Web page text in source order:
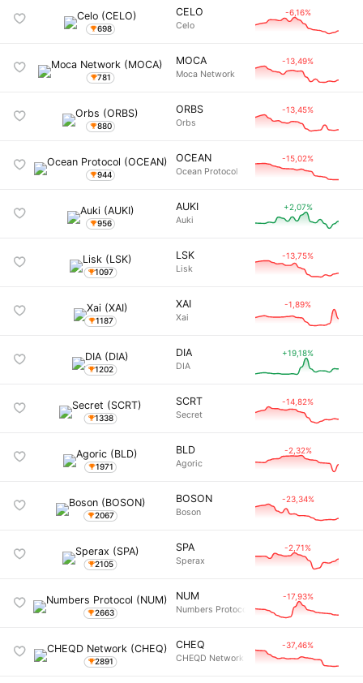
698
CELO
Celo
-6,16%
781
MOCA
Moca Network
-13,49%
880
ORBS
Orbs
-13,45%
944
OCEAN
Ocean Protocol
-15,02%
956
AUKI
Auki
+2,07%
1097
LSK
Lisk
-13,75%
1187
XAI
Xai
-1,89%
1202
DIA
DIA
+19,18%
1338
SCRT
Secret
-14,82%
1971
BLD
Agoric
-2,32%
2067
BOSON
Boson
-23,34%
2105
SPA
Sperax
-2,71%
2663
NUM
Numbers Protocol
-17,93%
2891
CHEQ
CHEQD Network
-37,46%